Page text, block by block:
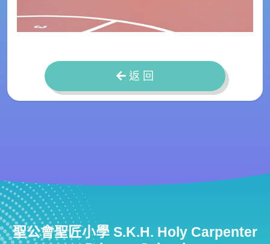
返 回
聖公會聖匠小學 S.K.H. Holy Carpenter